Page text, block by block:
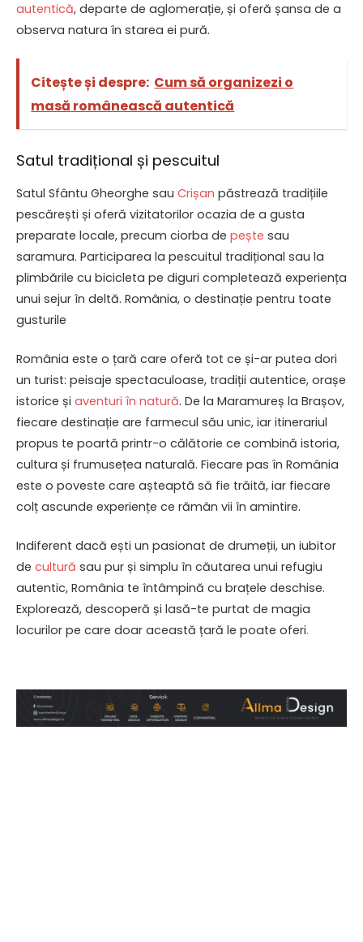
autentică, departe de aglomerație, și oferă șansa de a
observa natura în starea ei pură.
Citește și despre: Cum să organizezi o
masă românească autentică
Satul tradițional și pescuitul
Satul Sfântu Gheorghe sau Crișan păstrează tradițiile
pescărești și oferă vizitatorilor ocazia de a gusta
preparate locale, precum ciorba de pește sau
saramura. Participarea la pescuitul tradițional sau la
plimbările cu bicicleta pe diguri completează experiența
unui sejur în deltă. România, o destinație pentru toate
gusturile
România este o țară care oferă tot ce și-ar putea dori
un turist: peisaje spectaculoase, tradiții autentice, orașe
istorice și aventuri în natură. De la Maramureș la Brașov,
fiecare destinație are farmecul său unic, iar itinerariul
propus te poartă printr-o călătorie ce combină istoria,
cultura și frumusețea naturală. Fiecare pas în România
este o poveste care așteaptă să fie trăită, iar fiecare
colț ascunde experiențe ce rămân vii în amintire.
Indiferent dacă ești un pasionat de drumeții, un iubitor
de cultură sau pur și simplu în căutarea unui refugiu
autentic, România te întâmpină cu brațele deschise.
Explorează, descoperă și lasă-te purtat de magia
locurilor pe care doar această țară le poate oferi.